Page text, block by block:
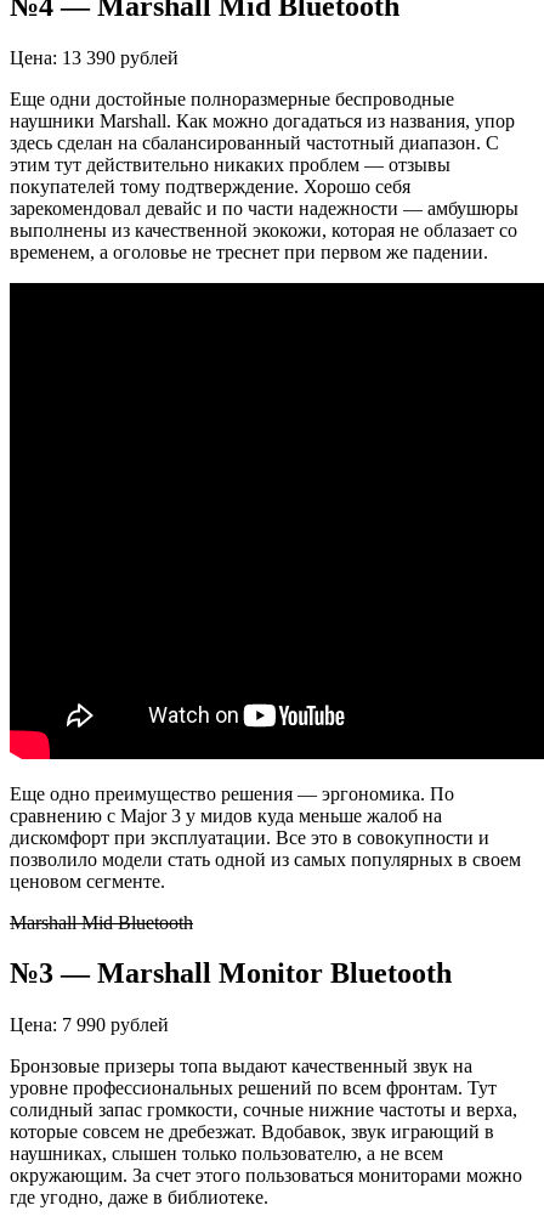
Цена: 13 390 рублей
Еще одни достойные полноразмерные беспроводные
наушники Marshall. Как можно догадаться из названия, упор
здесь сделан на сбалансированный частотный диапазон. С
этим тут действительно никаких проблем — отзывы
покупателей тому подтверждение. Хорошо себя
зарекомендовал девайс и по части надежности — амбушюры
выполнены из качественной экокожи, которая не облазает со
временем, а оголовье не треснет при первом же падении.
Еще одно преимущество решения — эргономика. По
сравнению с Major3 у мидов куда меньше жалоб на
дискомфорт при эксплуатации. Все это в совокупности и
позволило модели стать одной из самых популярных в своем
ценовом сегменте.
Marshall Mid Bluetooth
№3 —Marshall Monitor Bluetooth
Цена: 7 990 рублей
Бронзовые призеры топа выдают качественный звук на
уровне профессиональных решений по всем фронтам. Тут
солидный запас громкости, сочные нижние частоты и верха,
которые совсем не дребезжат. Вдобавок, звук играющий в
наушниках, слышен только пользователю, а не всем
окружающим. За счет этого пользоваться мониторами можно
где угодно, даже в библиотеке.